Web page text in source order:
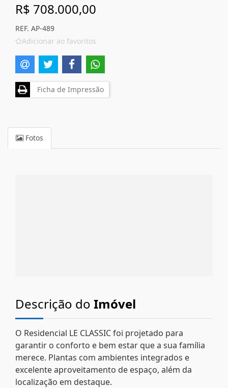
R$ 708.000,00
REF. AP-489
Adicionar ao favoritos
Ficha de Impressão
Fotos
Descrição do Imóvel
O Residencial LE CLASSIC foi projetado para
garantir o conforto e bem estar que a sua família
merece. Plantas com ambientes integrados e
excelente aproveitamento de espaço, além da
localização em destaque.